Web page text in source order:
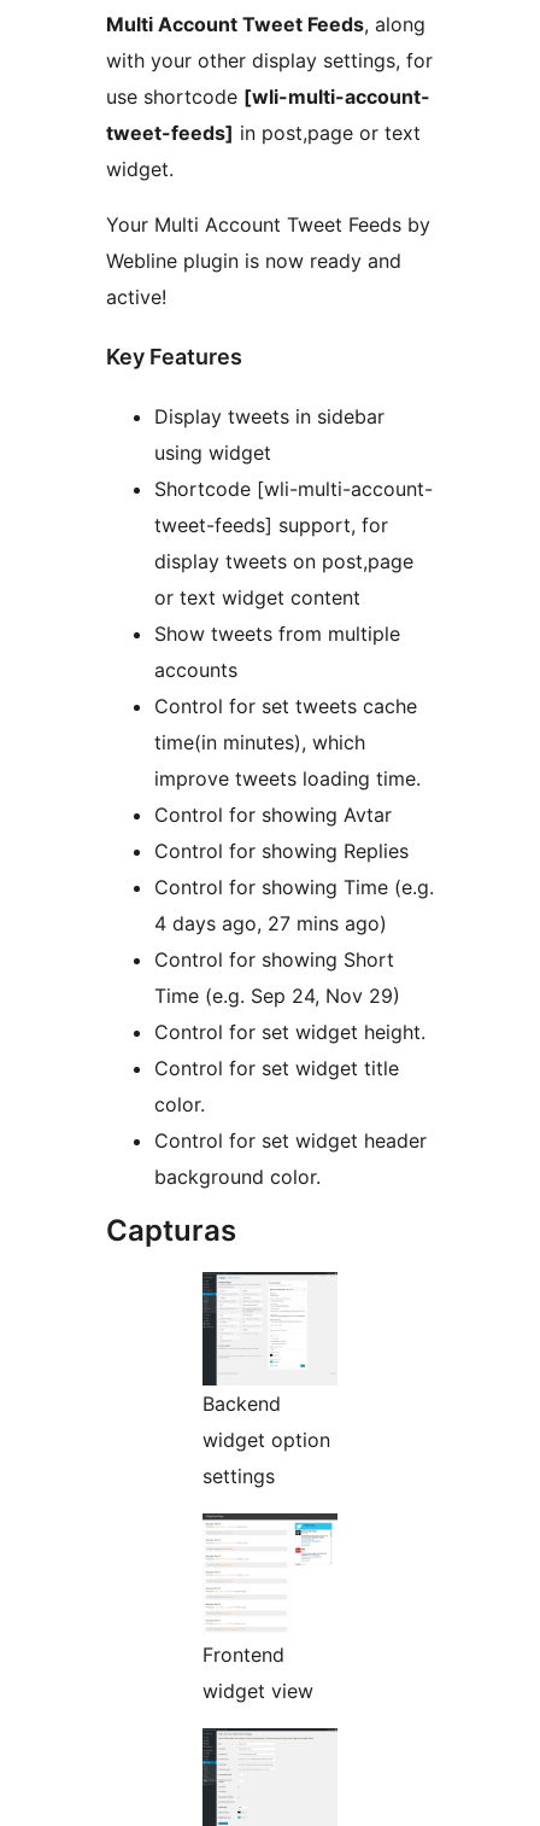
Multi Account Tweet Feeds, along
with your other display settings, for
use shortcode [wli-multi-account-
tweet-feeds] in post,page or text
widget.
Your Multi Account Tweet Feeds by
Webline plugin is now ready and
active!
Key Features
Display tweets in sidebar
using widget
Shortcode [wli-multi-account-
tweet-feeds] support, for
display tweets on post,page
or text widget content
Show tweets from multiple
accounts
Control for set tweets cache
time(in minutes), which
improve tweets loading time.
Control for showing Avtar
Control for showing Replies
Control for showing Time (e.g.
4 days ago, 27 mins ago)
Control for showing Short
Time (e.g. Sep 24, Nov 29)
Control for set widget height.
Control for set widget title
color.
Control for set widget header
background color.
Capturas
Backend
widget option
settings
Frontend
widget view